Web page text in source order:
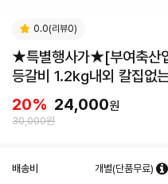
0.0(리뷰0)
★특별행사가★[부여축산
등갈비 1.2kg내외 칼집없
20% 24,000원
30,000원
배송비 개별(단품무료)